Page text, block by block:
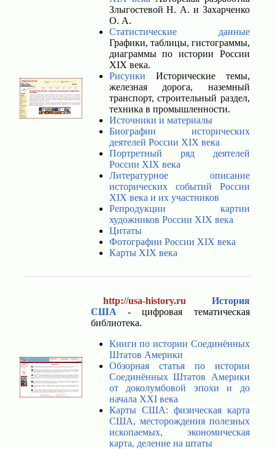
Злыгостевой Н. А. и Захарченко
О. А.
Статистические данные
Графики, таблицы, гистограммы,
диаграммы по истории России
XIX века.
Рисунки Исторические темы,
железная дорога, наземный
транспорт, строительный раздел,
техника в промышленности.
Источники и материалы
Биографии исторических
деятелей России XIX века
Портретный ряд деятелей
России XIX века
Литературное описание
исторических событий России
XIX века и их участников
Репродукции картин
художников России XIX века
Цитаты
Фотографии России XIX века
Карты XIX века
http://usa-history.ru
История
США - цифровая тематическая
библиотека.
Книги по истории Соединённых
Штатов Америки
Обзорная статья по истории
Соединённых Штатов Америки
от доколумбовой эпохи и до
начала XXI века
Карты США: физическая карта
США, месторождения полезных
ископаемых, экономическая
карта, деление на штаты